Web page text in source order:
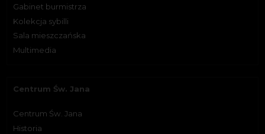
Gabinet burmistrza
Kolekcja sybilli
Sala mieszczańska
Multimedia
Centrum Św. Jana
Centrum Św. Jana
Historia